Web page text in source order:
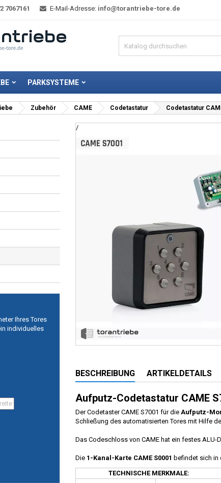
7067161 E-Mail-Adresse: info@torantriebe-tore.de
PARKSYSTEME
Zubehör CAME Codetastatur Codetastatur
Ihres Tores
individuelles
/
BESCHREIBUNG ARTIKELDETAILS
Aufputz-Codetastatur CAME
Der Codetaster CAME S7001 für die Aufputz-
Schließung des automatisierten Tores mit Hilfe
Das Codeschloss von CAME hat ein festes ALU-
Die 1-Kanal-Karte CAME S0001 befindet sich in
TECHNISCHE MERKMALE: